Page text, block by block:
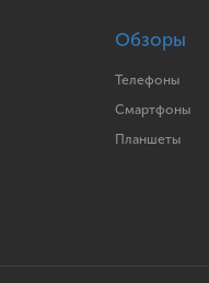
Обзоры
Телефоны
Смартфоны
Планшеты